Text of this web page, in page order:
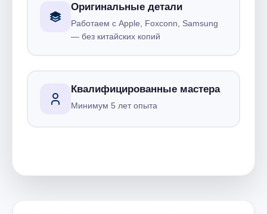
Оригинальные детали
Работаем с Apple, Foxconn, Samsung
— без китайских копий
Квалифицированные мастера
Минимум 5 лет опыта